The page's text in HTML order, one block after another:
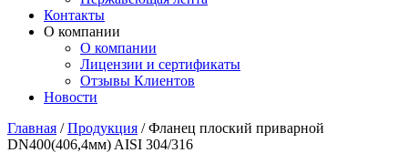
Контакты
О компании
О компании
Лицензии и сертификаты
Отзывы Клиентов
Новости
Главная /Продукция /Фланец плоский приварной
DN400(406,4мм) AISI 304/316